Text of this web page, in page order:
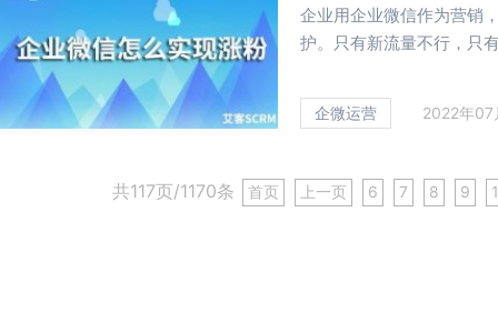
企业用企业微信作为营销
护。只有新流量不行，只
企微运营 2022年
共117页/1170条 首页 上一页 6 7 8 9